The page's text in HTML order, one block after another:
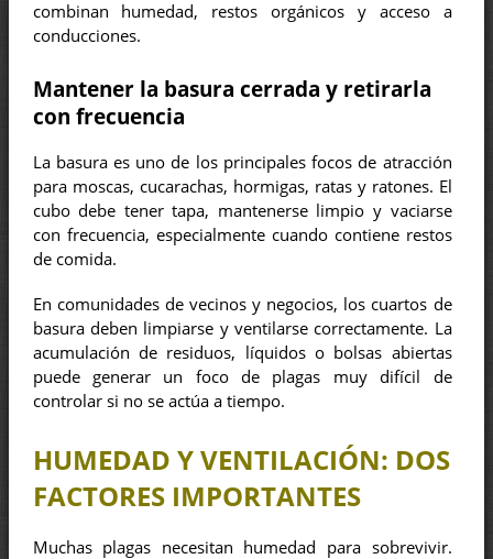
combinan humedad, restos orgánicos y acceso a
conducciones.
Mantener la basura cerrada y retirarla
con frecuencia
La basura es uno de los principales focos de atracción
para moscas, cucarachas, hormigas, ratas y ratones. El
cubo debe tener tapa, mantenerse limpio y vaciarse
con frecuencia, especialmente cuando contiene restos
de comida.
En comunidades de vecinos y negocios, los cuartos de
basura deben limpiarse y ventilarse correctamente. La
acumulación de residuos, líquidos o bolsas abiertas
puede generar un foco de plagas muy difícil de
controlar si no se actúa a tiempo.
HUMEDAD Y VENTILACIÓN: DOS
FACTORES IMPORTANTES
Muchas plagas necesitan humedad para sobrevivir.